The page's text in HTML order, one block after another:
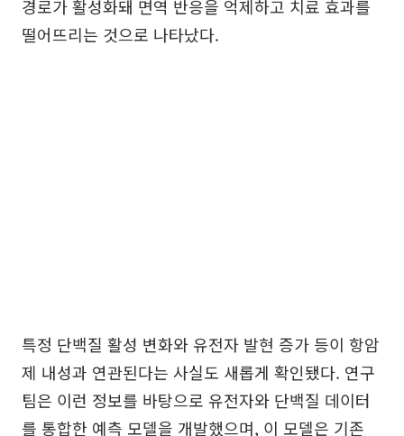
경로가 활성화돼 면역 반응을 억제하고 치료 효과를
떨어뜨리는 것으로 나타났다.
특정 단백질 활성 변화와 유전자 발현 증가 등이 항암
제 내성과 연관된다는 사실도 새롭게 확인됐다. 연구
팀은 이런 정보를 바탕으로 유전자와 단백질 데이터
를 통합한 예측 모델을 개발했으며, 이 모델은 기존